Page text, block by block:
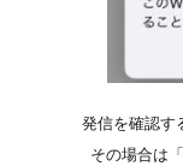
発信を確認す
その場合は